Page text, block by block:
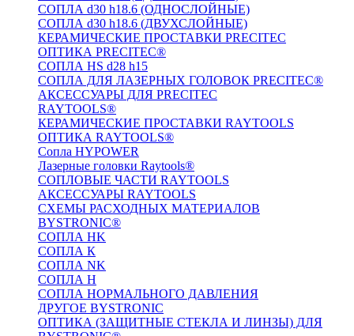
СОПЛА d30 h18.6 (ОДНОСЛОЙНЫЕ)
СОПЛА d30 h18.6 (ДВУХСЛОЙНЫЕ)
КЕРАМИЧЕСКИЕ ПРОСТАВКИ PRECITEC
ОПТИКА PRECITEC®
СОПЛА HS d28 h15
СОПЛА ДЛЯ ЛАЗЕРНЫХ ГОЛОВОК PRECITEC®
АКСЕССУАРЫ ДЛЯ PRECITEC
RAYTOOLS®
КЕРАМИЧЕСКИЕ ПРОСТАВКИ RAYTOOLS
ОПТИКА RAYTOOLS®
Сопла HYPOWER
Лазерные головки Raytools®
СОПЛОВЫЕ ЧАСТИ RAYTOOLS
АКСЕССУАРЫ RAYTOOLS
СХЕМЫ РАСХОДНЫХ МАТЕРИАЛОВ
BYSTRONIC®
СОПЛА HK
СОПЛА К
СОПЛА NK
СОПЛА H
СОПЛА НОРМАЛЬНОГО ДАВЛЕНИЯ
ДРУГОЕ BYSTRONIC
ОПТИКА (ЗАЩИТНЫЕ СТЕКЛА И ЛИНЗЫ) ДЛЯ